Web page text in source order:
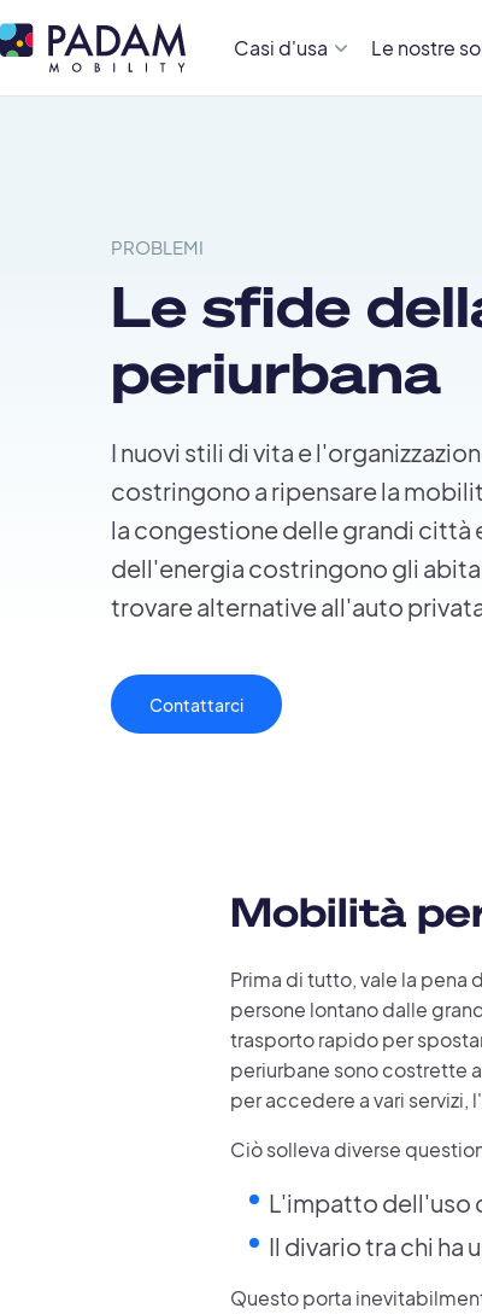
Casi d'usa Le nostre
PROBLEMI
Le sfide
periurbana
I nuovi stili di vita e
costringono a ripensare la
la congestione delle grandi città
dell'energia costringono gli
trovare alternative all'auto
Contattarci
Mobilità
Prima di tutto, vale la pena
persone lontano dalle
trasporto rapido per
periurbane sono costrette
per accedere a vari servizi,
Ciò solleva diverse
L'impatto dell'uso
Il divario tra chi ha
Questo porta